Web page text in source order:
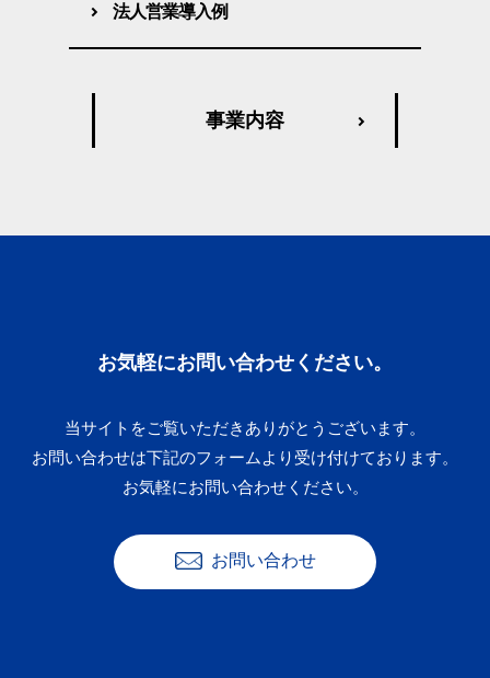
法人営業導入例
事業内容
お気軽にお問い合わせください。
当サイトをご覧いただきありがとうございます。
お問い合わせは下記のフォームより受け付けております。
お気軽にお問い合わせください。
お問い合わせ